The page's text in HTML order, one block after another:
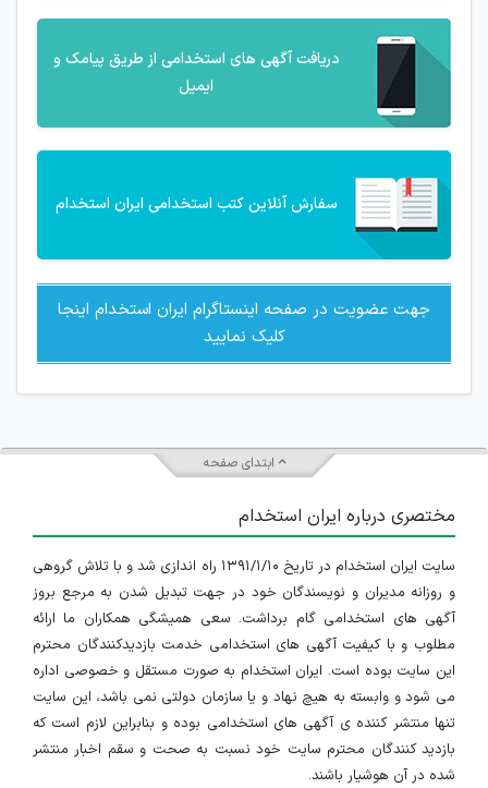
دریافت آگهی های استخدامی از طریق پیامک و
ایمیل
سفارش آنلاین کتب استخدامی ایران استخدام
جهت عضویت در صفحه اینستاگرام ایران استخدام اینجا
کلیک نمایید
ابتدای صفحه
مختصری درباره ایران استخدام
سایت ایران استخدام در تاریخ ۱۳۹۱/۱/۱۰ راه اندازی شد و با تلاش گروهی
و روزانه مدیران و نویسندگان خود در جهت تبدیل شدن به مرجع بروز
آگهی های استخدامی گام برداشت. سعی همیشگی همکاران ما ارائه
مطلوب و با کیفیت آگهی های استخدامی خدمت بازدیدکنندگان محترم
این سایت بوده است. ایران استخدام به صورت مستقل و خصوصی اداره
می شود و وابسته به هیچ نهاد و یا سازمان دولتی نمی باشد، این سایت
تنها منتشر کننده ی آگهی های استخدامی بوده و بنابراین لازم است که
بازدید کنندگان محترم سایت خود نسبت به صحت و سقم اخبار منتشر
شده در آن هوشیار باشند.